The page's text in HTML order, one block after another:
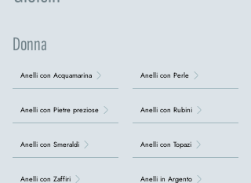
Donna
Anelli con Acquamarina
Anelli con Pietre preziose
Anelli con Smeraldi
Anelli con Zaffiri
Anelli con Perle
Anelli con Rubini
Anelli con Topazi
Anelli in Argento